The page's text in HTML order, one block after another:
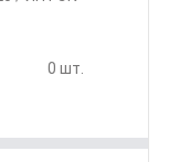
0 шт.